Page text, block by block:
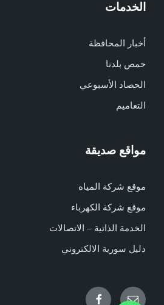
الخدمات
أخبار المحافظة
حمص بلدنا
الحصاد الأسبوعي
التعاميم
مواقع صديقة
موقع شركة المياه
موقع شركة الكهرباء
الخدمة الذاتية – الاتصالات
دليل سورية الالكتروني
Email
Facebook